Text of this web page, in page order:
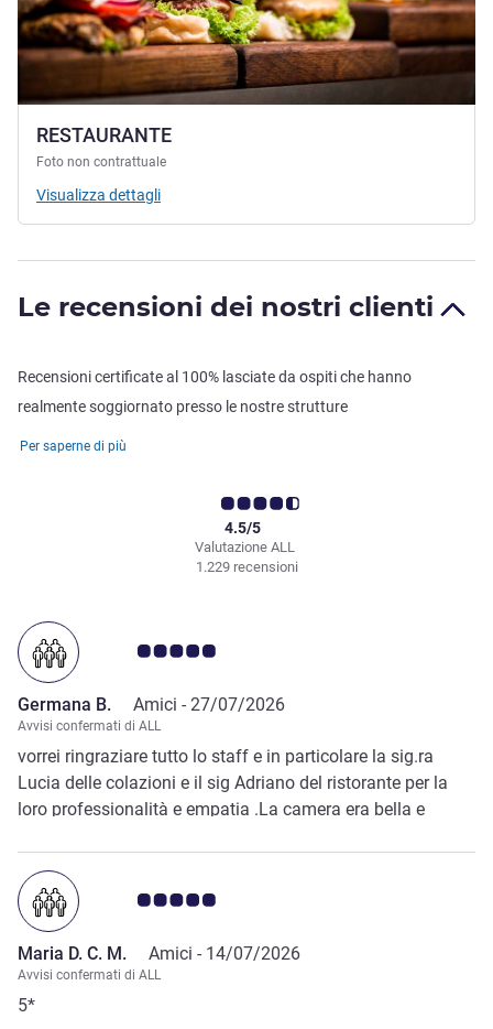
RESTAURANTE
Foto non contrattuale
Visualizza dettagli
Le recensioni dei nostri clienti
Recensioni certificate al 100% lasciate da ospiti che hanno
realmente soggiornato presso le nostre strutture
Per saperne di più
Valutazione ALL
4.5/5
1.229 recensioni
Giudizio clienti 5.0/5
Germana B. Amici - 27/07/2026
Avvisi confermati di ALL
vorrei ringraziare tutto lo staff e in particolare la sig.ra
Lucia delle colazioni e il sig Adriano del ristorante per la
loro professionalità e empatia .La camera era bella e
incantevole.Grazie se potrò tornerò e lo consiglierò.
Giudizio clienti 5.0/5
Maria D. C. M. Amici - 14/07/2026
Avvisi confermati di ALL
5*